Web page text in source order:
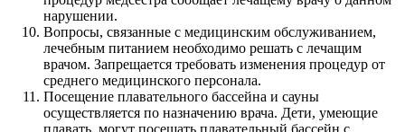
нарушении.
Вопросы, связанные с медицинским обслуживанием,
лечебным питанием необходимо решать с лечащим
врачом. Запрещается требовать изменения процедур от
среднего медицинского персонала.
Посещение плавательного бассейна и сауны
осуществляется по назначению врача. Дети, умеющие
плавать, могут посещать плавательный бассейн с